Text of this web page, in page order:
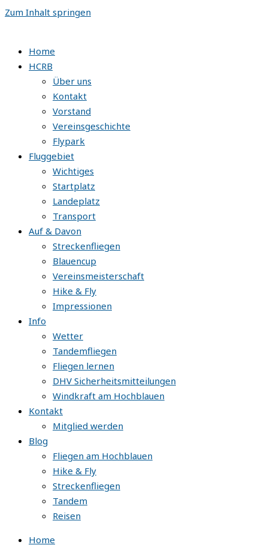
Zum Inhalt springen
Home
HCRB
Über uns
Kontakt
Vorstand
Vereinsgeschichte
Flypark
Fluggebiet
Wichtiges
Startplatz
Landeplatz
Transport
Auf & Davon
Streckenfliegen
Blauencup
Vereinsmeisterschaft
Hike & Fly
Impressionen
Info
Wetter
Tandemfliegen
Fliegen lernen
DHV Sicherheitsmitteilungen
Windkraft am Hochblauen
Kontakt
Mitglied werden
Blog
Fliegen am Hochblauen
Hike & Fly
Streckenfliegen
Tandem
Reisen
Home